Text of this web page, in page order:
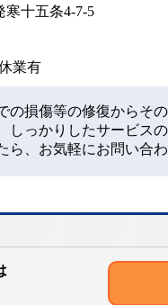
寒十五条4-7-5
業有
の損傷等の修復からそ
っかりしたサービス
ら、お気軽にお問い合わ